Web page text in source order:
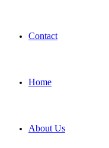
Contact
Home
About Us